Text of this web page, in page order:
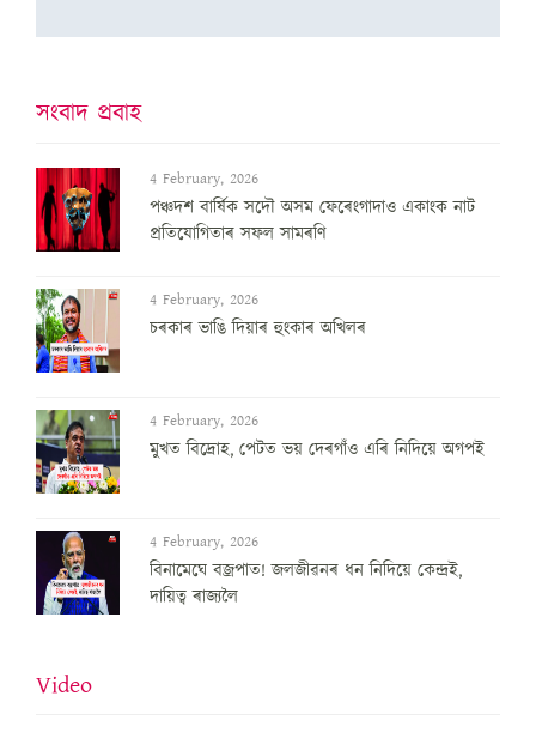
সংবাদ প্ৰবাহ
4 February, 2026
পঞ্চদশ বার্ষিক সদৌ অসম ফেৰেংগাদাও একাংক নাট
প্রতিযোগিতাৰ সফল সামৰণি
4 February, 2026
চৰকাৰ ভাঙি দিয়াৰ হুংকাৰ অখিলৰ
4 February, 2026
মুখত বিদ্ৰোহ, পেটত ভয় দেৰগাঁও এৰি নিদিয়ে অগপই
4 February, 2026
বিনামেঘে বজ্ৰপাত! জলজীৱনৰ ধন নিদিয়ে কেন্দ্ৰই,
দায়িত্ব ৰাজ্যলৈ
Video